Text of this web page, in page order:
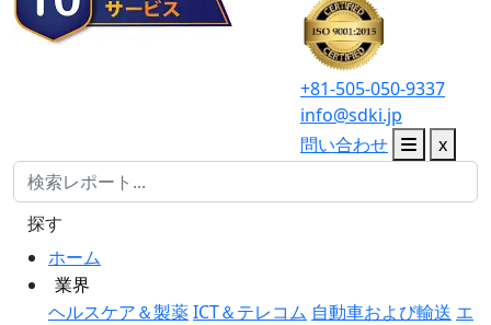
+81-505-050-9337
info@sdki.jp
問い合わせ
x
ホーム
業界
ヘルスケア＆製薬ICT＆テレコム 自動車および輸送 エ
探す